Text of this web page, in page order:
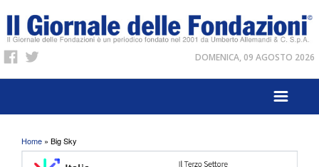
DOMENICA, 09 AGOSTO 2026
Tu sei qui
Home » Big Sky